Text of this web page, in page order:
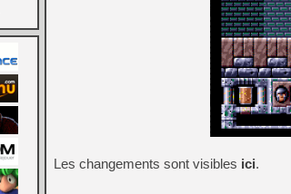
Les changements sont visibles ici.